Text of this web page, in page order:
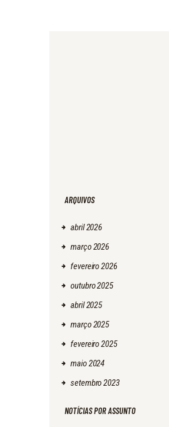
ARQUIVOS
abril2026
março2026
fevereiro2026
outubro2025
abril2025
março2025
fevereiro2025
maio2024
setembro2023
NOTÍCIAS POR ASSUNTO